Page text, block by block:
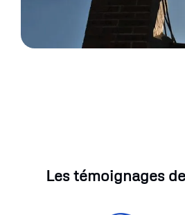
Les témoignages